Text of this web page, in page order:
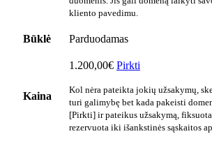
kliento pavedimu.
Būklė Parduodamas
Kaina
1.200,00€ Pirkti
Kol nėra pateikta jokių užsakymų,
turi galimybę bet kada pakeisti
[Pirkti] ir pateikus užsakymą,
rezervuota iki išankstinės sąskaitos